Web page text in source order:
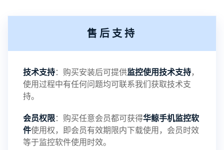
2：优化跟踪定位精确度
4：优化离线云储存服务器相册照片文件夹路径问题
5：优化关闭监控后离线设置云储存对方微信聊天记
录文件改为自定义文件名称
提示：
售后支持
技术支持：购买安装后可提供监控使用技术支持，
使用过程中有任何问题均可联系我们获取技术支
持。
会员权限：购买任意会员都可获得华鲸手机监控软
件使用权，即会员有效期限内下载使用，会员时效
等于监控软件使用时效。